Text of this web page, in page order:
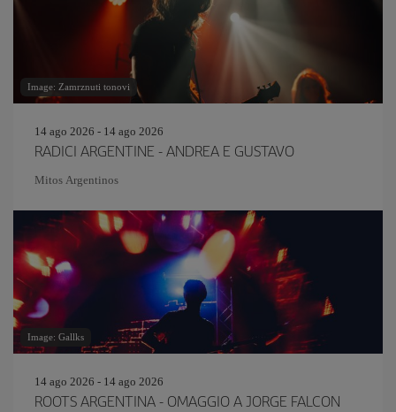
Image: Zamrznuti tonovi
14 ago 2026 - 14 ago 2026
RADICI ARGENTINE - ANDREA E GUSTAVO
Mitos Argentinos
Image: Gallks
14 ago 2026 - 14 ago 2026
ROOTS ARGENTINA - OMAGGIO A JORGE FALCON